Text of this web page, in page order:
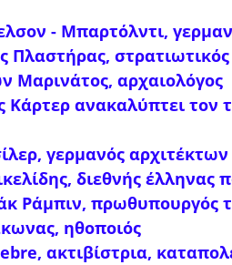
- Μπαρτόλντι,
Πλαστήρας, στρατιωτικός
Μαρινάτος, αρχαιολόγος
Κάρτερ ανακαλύπτει
γερμανός αρχιτέκτων
διεθνής έλληνας
Ράμπιν, πρωθυπουργός
ηθοποιός
ακτιβίστρια,